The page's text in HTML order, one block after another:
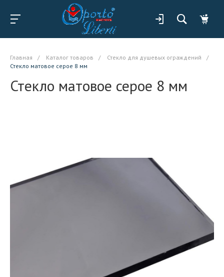
Главная / Каталог товаров / Стекло для душевых ограждений
/
Стекло матовое серое 8 мм
Стекло матовое серое 8 мм